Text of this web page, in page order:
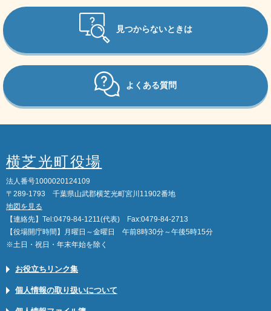
見つからないときは
よくある質問
横芝光町役場
法人番号1000020124109
〒289-1793 千葉県山武郡横芝光町宮川11902番地
地図を見る
【連絡先】Tel:0479-84-1211(代表) Fax:0479-84-2713
【役場開庁時間】月曜日～金曜日 午前8時30分～午後5時15分
※土日・祝日・年末年始を除く
お役立ちリンク集
個人情報の取り扱いについて